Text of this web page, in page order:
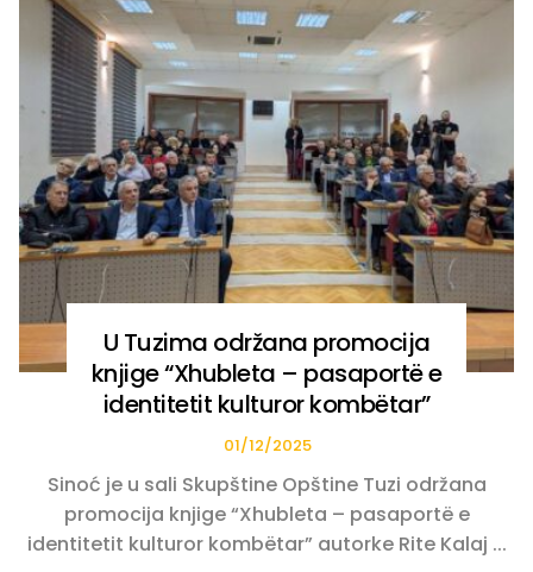
U Tuzima održana promocija
knjige “Xhubleta – pasaportë e
identitetit kulturor kombëtar”
01/12/2025
Sinoć je u sali Skupštine Opštine Tuzi održana
promocija knjige “Xhubleta – pasaportë e
identitetit kulturor kombëtar” autorke Rite Kalaj ...